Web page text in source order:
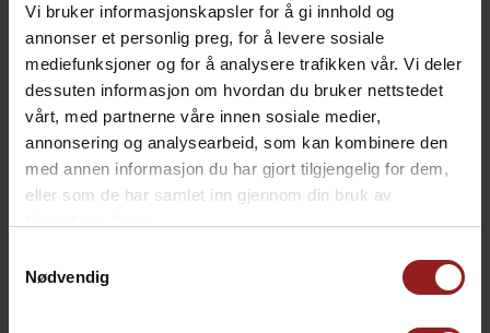
Vi bruker informasjonskapsler for å gi innhold og
annonser et personlig preg, for å levere sosiale
mediefunksjoner og for å analysere trafikken vår. Vi deler
dessuten informasjon om hvordan du bruker nettstedet
vårt, med partnerne våre innen sosiale medier,
annonsering og analysearbeid, som kan kombinere den
med annen informasjon du har gjort tilgjengelig for dem,
eller som de har samlet inn gjennom din bruk av
Nødvendig
Julekort C+ 15,00